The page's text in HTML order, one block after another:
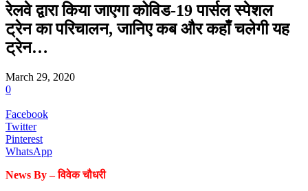
रेलवे द्वारा किया जाएगा कोविड-19 पार्सल स्पेशल
ट्रेन का परिचालन, जानिए कब और कहाँ चलेगी यह
ट्रेन…
March 29, 2020
0
Facebook
Twitter
Pinterest
WhatsApp
News By – विवेक चौधरी